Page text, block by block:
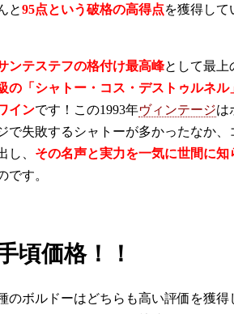
と95点という破格の高得点を獲得して
ンテステフの格付け最高峰として最上
の「シャトー・コス・デストゥルネル
インです！この1993年ヴィンテージは
で失敗するシャトーが多かったなか、
し、 その名声と実力を一気に世間に知
です。
頃価格！！
のボルドーはどちらも高い評価を獲得